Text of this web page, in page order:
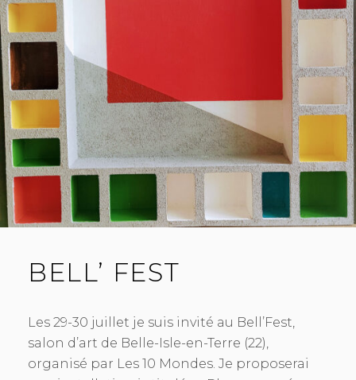
BELL’ FEST
Les 29-30 juillet je suis invité au Bell’Fest,
salon d’art de Belle-Isle-en-Terre (22),
organisé par Les 10 Mondes. Je proposerai